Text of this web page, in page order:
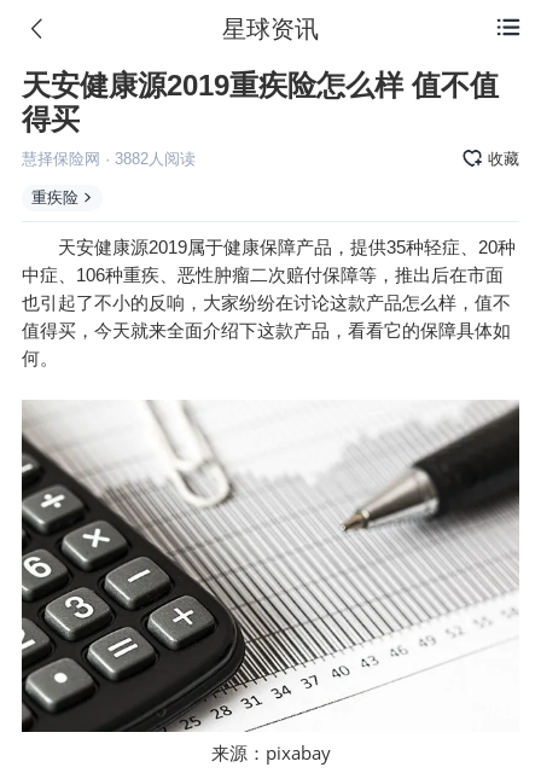
 星球资讯
天安健康源2019重疾险怎么样 值不值
得买
慧择保险网 · 3882人阅读 收藏
重疾险
天安健康源2019属于健康保障产品，提供35种轻症、20种
中症、106种重疾、恶性肿瘤二次赔付保障等，推出后在市面
也引起了不小的反响，大家纷纷在讨论这款产品怎么样，值不
值得买，今天就来全面介绍下这款产品，看看它的保障具体如
何。
来源： pixabay